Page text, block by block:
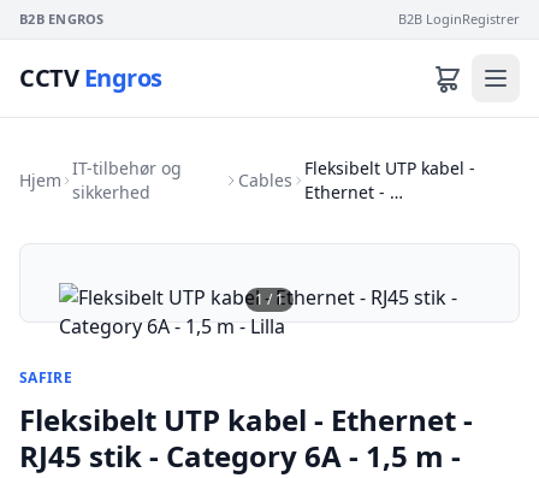
B2B ENGROS B2B LoginRegistrer
CCTVEngros
Hjem
IT-tilbehør og
sikkerhed
Cables
Fleksibelt UTP kabel -
Ethernet - …
1/1
SAFIRE
Fleksibelt UTP kabel - Ethernet -
RJ45 stik - Category 6A - 1,5 m -